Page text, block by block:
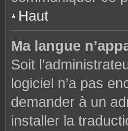
Haut
Ma langue
Soit
logiciel n’a pas
demander à un
installer la